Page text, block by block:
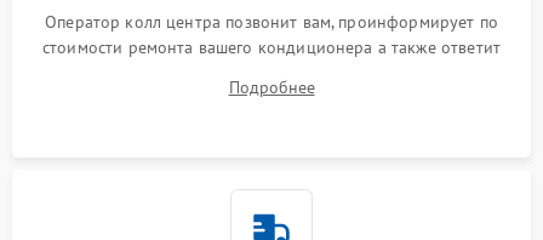
Оператор колл центра позвонит вам, проинформирует по
стоимости ремонта вашего кондиционера а также ответит
Подробнее